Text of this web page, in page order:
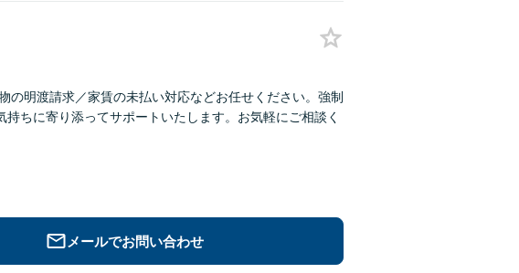
の明渡請求／家賃の未払い対応などお任せください。強制
ちに寄り添ってサポートいたします。お気軽にご相談く
メールでお問い合わせ